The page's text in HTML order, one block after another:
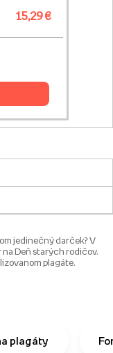
15,29 €
jedinečný darček? V
Deň starých rodičov.
plagáte.
plagáty